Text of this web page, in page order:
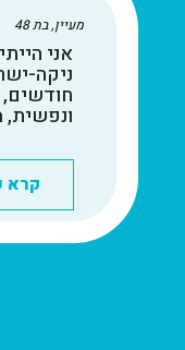
מעיין, בת 48
אני
חודשים,
ונפשית,
קרא